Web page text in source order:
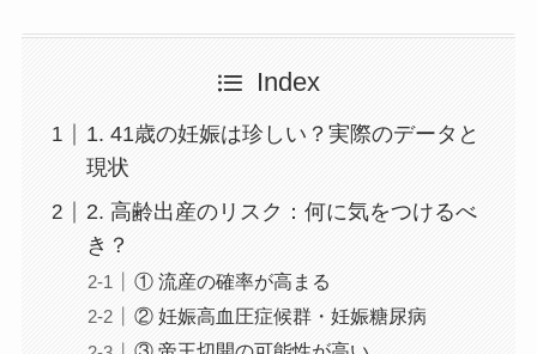
Index
1. 41歳の妊娠は珍しい？実際のデータと
現状
2. 高齢出産のリスク：何に気をつけるべ
き？
① 流産の確率が高まる
② 妊娠高血圧症候群・妊娠糖尿病